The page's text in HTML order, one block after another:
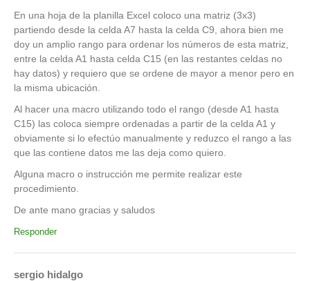
En una hoja de la planilla Excel coloco una matriz (3x3)
partiendo desde la celda A7 hasta la celda C9, ahora bien me
doy un amplio rango para ordenar los números de esta matriz,
entre la celda A1 hasta celda C15 (en las restantes celdas no
hay datos) y requiero que se ordene de mayor a menor pero en
la misma ubicación.
Al hacer una macro utilizando todo el rango (desde A1 hasta
C15) las coloca siempre ordenadas a partir de la celda A1 y
obviamente si lo efectúo manualmente y reduzco el rango a las
que las contiene datos me las deja como quiero.
Alguna macro o instrucción me permite realizar este
procedimiento.
De ante mano gracias y saludos
Responder
sergio hidalgo